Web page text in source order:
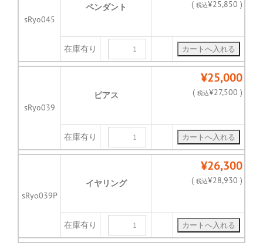
sRyo045
ペンダント ( 税込¥25,850 )
在庫有り
sRyo039
ピアス
¥25,000
( 税込¥27,500 )
在庫有り
sRyo039P
イヤリング
¥26,300
( 税込¥28,930 )
在庫有り